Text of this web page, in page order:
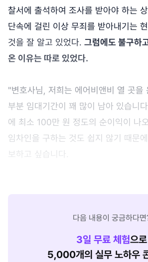
찰서에 출석하여 조사를 받아야 하는
단속에 걸린 이상 무죄를 받아내기는
것을 잘 알고 있었다. 그럼에도 불구하
온 이유는 따로 있었다.
"변호사님, 저희는 에어비앤비 열 곳을
부분 임대기간이 꽤 많이 남아 있습니
에 최소 100만 원 정도의 순이익이 나
임차인을 구하는 것도 쉽지 않기 때문
보하고 싶습니다.
다음 내용이 궁금하다면
3일 무료 체험으로
5,000개의 실무 노하우